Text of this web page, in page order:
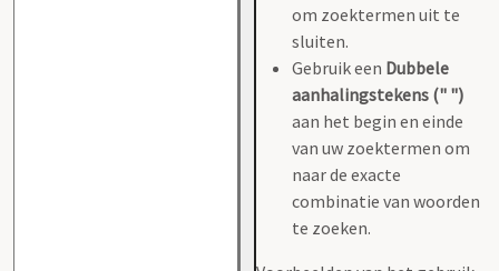
om zoektermen uit te
sluiten.
Gebruik een Dubbele
aanhalingstekens (" ")
aan het begin en einde
van uw zoektermen om
naar de exacte
combinatie van woorden
te zoeken.